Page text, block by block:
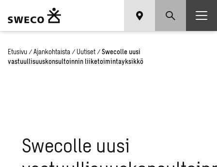
Etusivu / Ajankohtaista / Uutiset / Swecolle uusi
vastuullisuuskonsultoinnin liiketoimintayksikkö
Swecolle uusi